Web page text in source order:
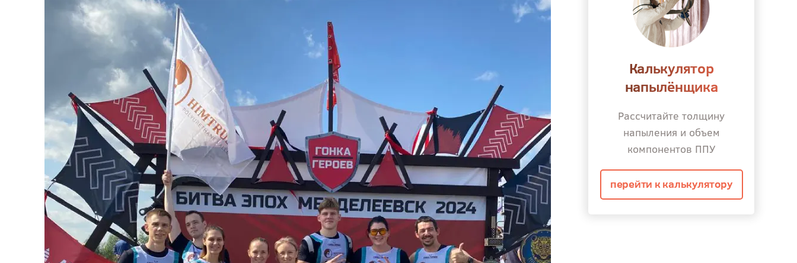
Калькулятор
напылёнщика
Рассчитайте толщину
напыления и объем
компонентов ППУ
перейти к калькулятору